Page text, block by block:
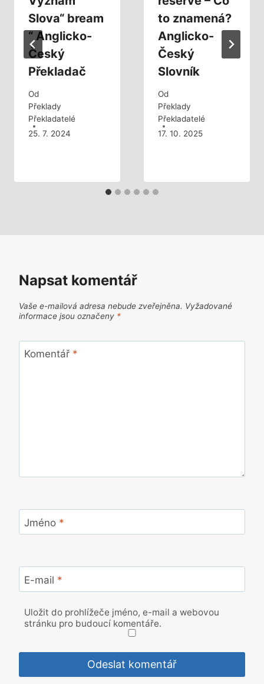
Slova“ bream
“ Anglicko-
Český
Překladač
Od
Překlady
Překladatelé
25. 7. 2024
to znamená?
Anglicko-
Český
Slovník
Od
Překlady
Překladatelé
17. 10. 2025
Napsat komentář
Vaše e-mailová adresa nebude zveřejněna. Vyžadované
informace jsou označeny *
Komentář *
Jméno *
E-mail *
Uložit do prohlížeče jméno, e-mail a webovou
stránku pro budoucí komentáře.